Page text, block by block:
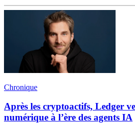
Chronique
Après les cryptoactifs, Ledger
numérique à l’ère des agents IA